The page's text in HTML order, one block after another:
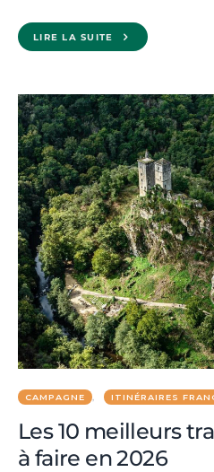
LIRE LA SUITE
CAMPAGNE ITINÉRAIRES
Les 10 meilleurs
à faire en 2026